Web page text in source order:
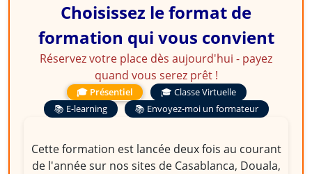
Choisissez le format de
formation qui vous convient
Réservez votre place dès aujourd'hui - payez
quand vous serez prêt !
🎓 Présentiel
🎓 Classe Virtuelle
📚 E-learning
📚 Envoyez-moi un formateur
Cette formation est lancée deux fois au courant
de l'année sur nos sites de Casablanca, Douala,